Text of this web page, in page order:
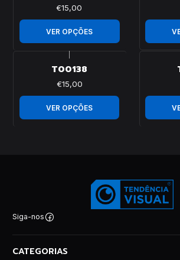
€15,00
VER OPÇÕES
T00138
€15,00
VER OPÇÕES
Siga-nos
CATEGORIAS